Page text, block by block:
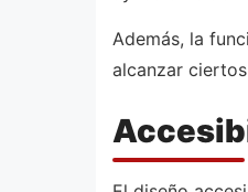
Además, la
alcanzar